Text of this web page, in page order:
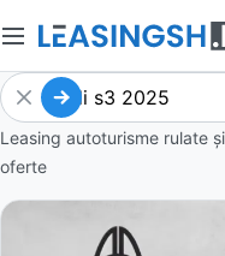
Leasing autoturisme rulate
oferte